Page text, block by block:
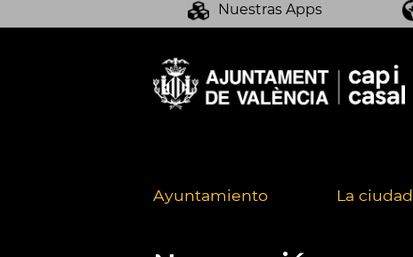
Nuestras Apps
Ayuntamiento La ciudad